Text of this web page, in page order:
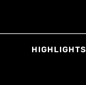
HIGHLIGHTS